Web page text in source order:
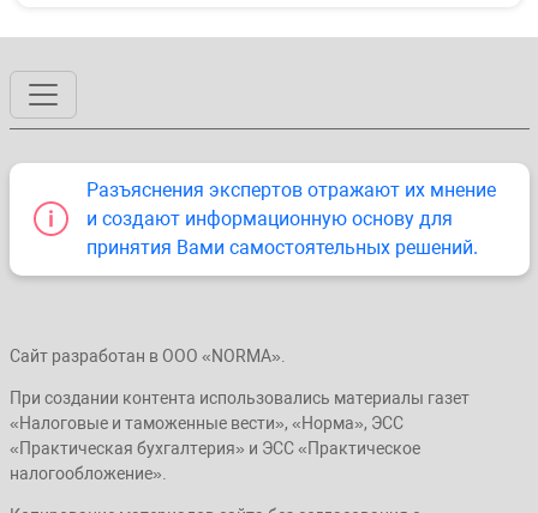
Разъяснения экспертов отражают их мнение
и создают информационную основу для
принятия Вами самостоятельных решений.
Сайт разработан в ООО «NORMA».
При создании контента использовались материалы газет
«Налоговые и таможенные вести», «Норма», ЭСС
«Практическая бухгалтерия» и ЭСС «Практическое
налогообложение».